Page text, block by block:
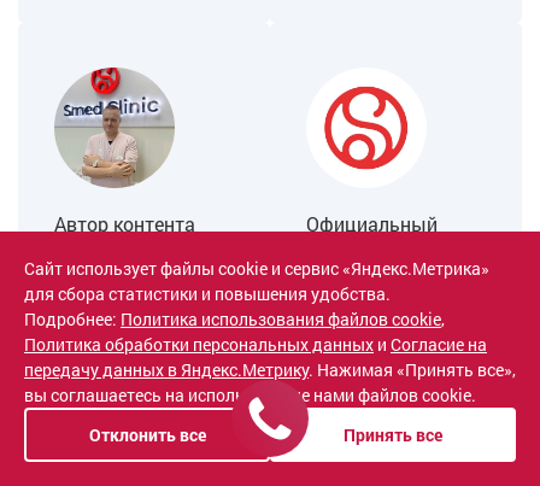
Автор контента
Коренев Иван
Викторович
Врач-уролог
Практикующий
медицинский
специалист.
Профессионально
Официальный
публикации
Эс Мед Клиник
Правообладатель
информации.
Обеспечивает
официальное
размещение и
Сайт использует файлы cookie и сервис «Яндекс.Метрика»
для сбора статистики и повышения удобства.
Подробнее: Политика использования файлов cookie,
Политика обработки персональных данных и Согласие на
передачу данных в Яндекс.Метрику. Нажимая «Принять все»,
вы соглашаетесь на использование нами файлов cookie.
Отклонить все
Принять все